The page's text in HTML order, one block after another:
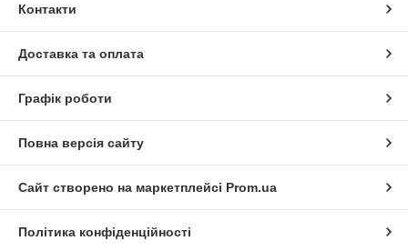
Контакти
Доставка та оплата
Графік роботи
Повна версія сайту
Сайт створено на маркетплейсі Prom.ua
Політика конфіденційності